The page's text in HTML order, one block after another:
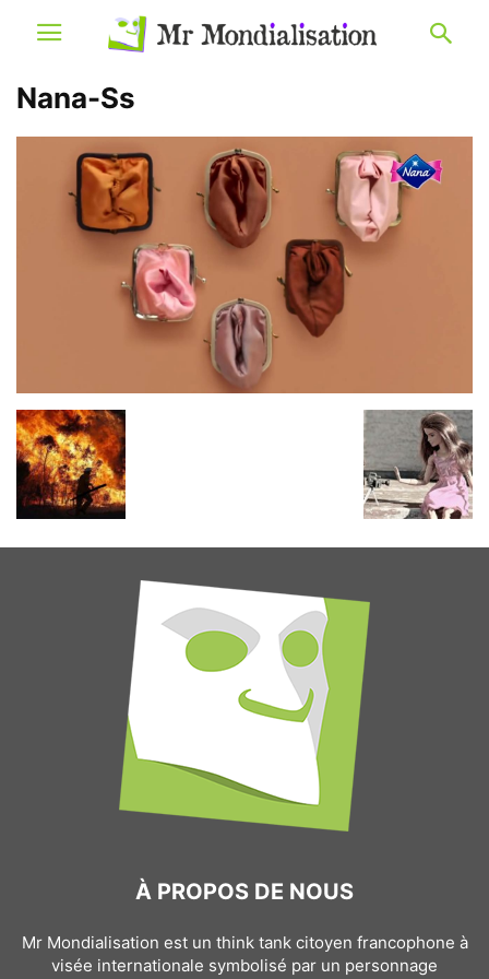
Nana-Ss
À PROPOS DE NOUS
Mr Mondialisation est un think tank citoyen francophone à
visée internationale symbolisé par un personnage